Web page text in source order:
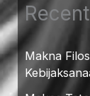
Makna